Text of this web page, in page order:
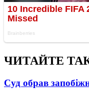
ЧИТАЙТЕ
Суд обрав